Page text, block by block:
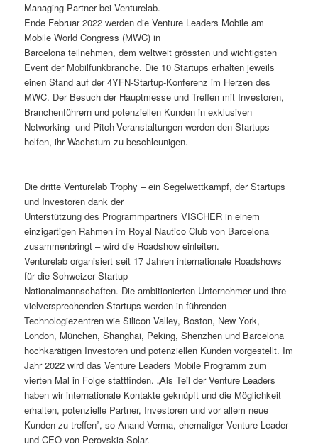
Managing Partner bei Venturelab.
Ende Februar 2022 werden die Venture Leaders Mobile am
Mobile World Congress (MWC) in
Barcelona teilnehmen, dem weltweit grössten und wichtigsten
Event der Mobilfunkbranche. Die 10 Startups erhalten jeweils
einen Stand auf der 4YFN-Startup-Konferenz im Herzen des
MWC. Der Besuch der Hauptmesse und Treffen mit Investoren,
Branchenführern und potenziellen Kunden in exklusiven
Networking- und Pitch-Veranstaltungen werden den Startups
helfen, ihr Wachstum zu beschleunigen.
Die dritte Venturelab Trophy – ein Segelwettkampf, der Startups
und Investoren dank der
Unterstützung des Programmpartners VISCHER in einem
einzigartigen Rahmen im Royal Nautico Club von Barcelona
zusammenbringt – wird die Roadshow einleiten.
Venturelab organisiert seit 17 Jahren internationale Roadshows
für die Schweizer Startup-
Nationalmannschaften. Die ambitionierten Unternehmer und ihre
vielversprechenden Startups werden in führenden
Technologiezentren wie Silicon Valley, Boston, New York,
London, München, Shanghai, Peking, Shenzhen und Barcelona
hochkarätigen Investoren und potenziellen Kunden vorgestellt. Im
Jahr 2022 wird das Venture Leaders Mobile Programm zum
vierten Mal in Folge stattfinden. „Als Teil der Venture Leaders
haben wir internationale Kontakte geknüpft und die Möglichkeit
erhalten, potenzielle Partner, Investoren und vor allem neue
Kunden zu treffen‟, so Anand Verma, ehemaliger Venture Leader
und CEO von Perovskia Solar.